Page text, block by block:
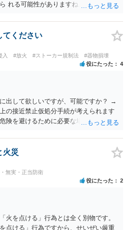
れる可能性がありますね。 その言葉の
為が明示されていないので違法性は低
はあっても、逮捕まではないでしょう。
てください
入 #放火 #ストーカー規制法 #器物損壊
役にたった 4
出して欲しいですが、可能ですか？ →
の接近禁止仮処分手続が考えられます
険を避けるために必要な場合」（保全
、過去に支店に来て営業妨害を現にし
い損害や緊急の危険が生じることを裏
要性が認められる可能性は低いと思わ
答しかできませんので、法務担当の方
火災
無実・正当防衛
役にたった 2
火を点ける」行為とは全く別物です。
点ける」行為ですから、せいぜい厳重